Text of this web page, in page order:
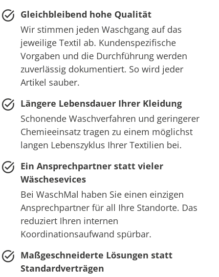
Gleichbleibend hohe Qualität
Wir stimmen jeden Waschgang auf das
jeweilige Textil ab. Kundenspezifische
Vorgaben und die Durchführung werden
zuverlässig dokumentiert. So wird jeder
Artikel sauber.
Längere Lebensdauer Ihrer Kleidung
Schonende Waschverfahren und geringerer
Chemieeinsatz tragen zu einem möglichst
langen Lebenszyklus Ihrer Textilien bei.
Ein Ansprechpartner statt vieler
Wäschesevices
Bei WaschMal haben Sie einen einzigen
Ansprechpartner für all Ihre Standorte. Das
reduziert Ihren internen
Koordinationsaufwand spürbar.
Maßgeschneiderte Lösungen statt
Standardverträgen